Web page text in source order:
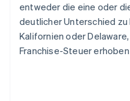
entweder die eine oder
deutlicher Unterschied
Kalifornien oder
Franchise-Steuer